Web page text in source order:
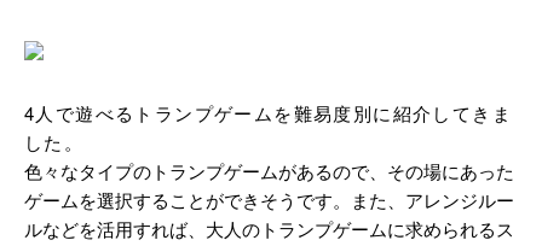
4人で遊べるトランプゲームを難易度別に紹介してきま
した。
色々なタイプのトランプゲームがあるので、その場にあった
ゲームを選択することができそうです。また、アレンジルー
ルなどを活用すれば、大人のトランプゲームに求められるス